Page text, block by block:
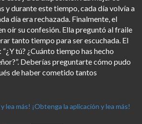
y durante este tiempo, cada día volvía a
día era rechazada. Finalmente, el
oír su confesión. Ella preguntó al fraile
tanto tiempo para ser escuchada. El
tú? ¿Cuánto tiempo has hecho
Deberías preguntarte cómo pudo
de haber cometido tantos
lea más! ¡Obtenga la aplicación y lea más!